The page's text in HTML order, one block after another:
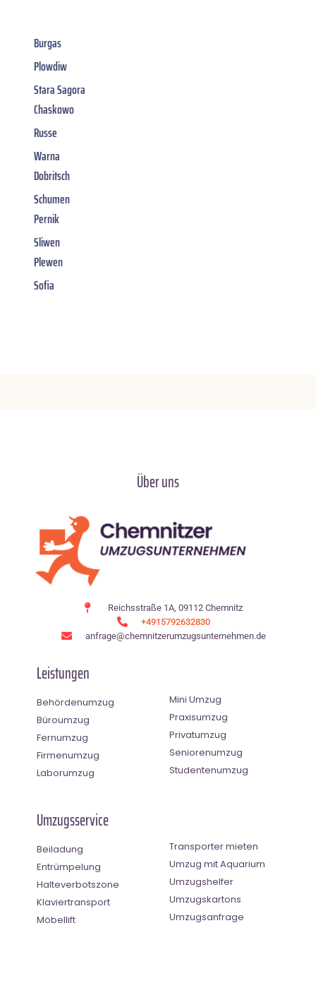
Burgas
Plowdiw
Stara Sagora
Chaskowo
Russe
Warna
Dobritsch
Schumen
Pernik
Sliwen
Plewen
Sofia
Über uns
Reichsstraße 1A, 09112 Chemnitz
+4915792632830
anfrage@chemnitzerumzugsunternehmen.de
Leistungen
Behördenumzug
Büroumzug
Fernumzug
Firmenumzug
Laborumzug
Mini Umzug
Praxisumzug
Privatumzug
Seniorenumzug
Studentenumzug
Umzugsservice
Beiladung
Entrümpelung
Halteverbotszone
Klaviertransport
Möbellift
Transporter mieten
Umzug mit Aquarium
Umzugshelfer
Umzugskartons
Umzugsanfrage